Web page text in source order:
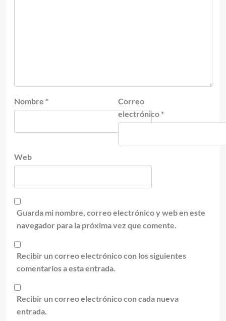
Nombre *
Correo
electrónico *
Web
Guarda mi nombre, correo electrónico y web en este
navegador para la próxima vez que comente.
Recibir un correo electrónico con los siguientes
comentarios a esta entrada.
Recibir un correo electrónico con cada nueva
entrada.